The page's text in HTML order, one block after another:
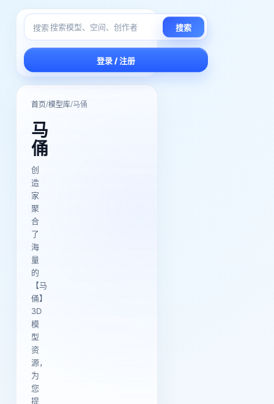
搜索 搜索
登录 / 注册
首页/模型库/马俑
马
俑
创
造
家
聚
合
了
海
量
的
【马
俑】
3D
模
型
资
源，
为
您
提